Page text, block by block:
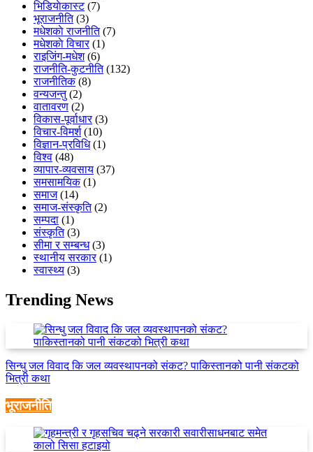
भिडियाेकास्ट(7)
भूराजनीति(3)
मधेशकाे राजनीति(7)
मधेशकाे विचार(1)
राइजिंग-मधेश(6)
राजनीति-कुटनीति(132)
राजनीतिक(8)
वन्यजन्तु(2)
वातावरण (2)
विकास-पूर्वाधार(3)
विचार-विमर्श(10)
विज्ञान-प्रविधि(1)
विश्व (48)
व्यापार-व्यवसाय (37)
समसामयिक(1)
समाज(14)
समाज-संस्कृति(2)
सम्पदा (1)
संस्कृति(3)
सीमा र सम्बन्ध(3)
स्थानीय सरकार(1)
स्वास्थ्य (3)
Trending News
सिन्धु जल विवाद कि जल व्यवस्थापनको संकट? पाकिस्तानको पानी संकटको
भित्री कथा
भूराजनीति